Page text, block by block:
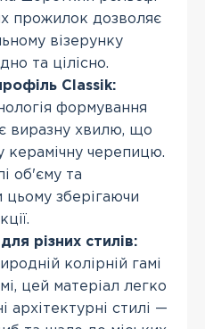
прожилок дозволяє
візерунку
та цілісно.
Classik:
формування
виразну хвилю, що
керамічну черепицю.
об'єму та
цьому зберігаючи
різних стилів:
колірній гамі
цей матеріал легко
архітектурні стилі —